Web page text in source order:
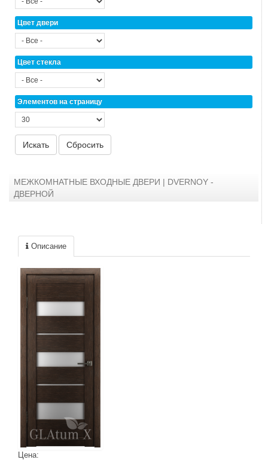
Цвет двери
Цвет стекла
Элементов на страницу
МЕЖКОМНАТНЫЕ ВХОДНЫЕ ДВЕРИ | DVERNOY -
ДВЕРНОЙ
Описание
Цена: